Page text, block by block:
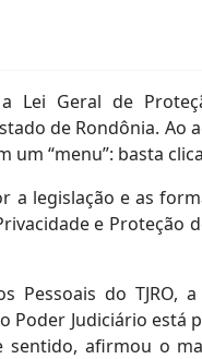
Lei Geral de
de Rondônia. Ao
“menu”: basta
a legislação e as
e Proteção
Pessoais do TJRO,
Poder Judiciário
afirmou o